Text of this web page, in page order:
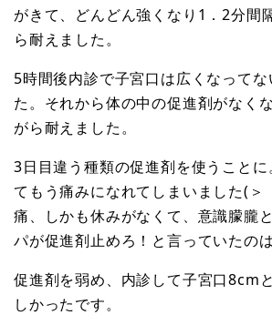
がきて、どんどん強くなり1．2分間
ら耐えました。
5時間後内診で子宮口は広くなって
た。それから体の中の促進剤がなく
がら耐えました。
3日目違う種類の促進剤を使うことに
てもう痛みになれてしまいました(＞
痛、しかも休みがなくて、意識朦朧
パが促進剤止めろ！と言っていたの
促進剤を弱め、内診して子宮口8cm
しかったです。